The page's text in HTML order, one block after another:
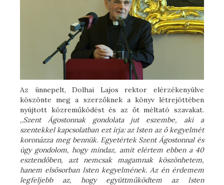
Az ünnepelt, Dolhai Lajos rektor elérzékenyülve
köszönte meg a szerzőknek a könyv létrejöttében
nyújtott közreműködést és az őt méltató szavakat.
„Szent Ágostonnak gondolata jut eszembe, aki a
szentekkel kapcsolatban ezt írja: az Isten az ő kegyelmét
koronázza meg bennük. Egyetértek Szent Ágostonnal és
úgy gondolom, hogy mindaz, amit elértem ebben a 40
esztendőben, azt nemcsak magamnak köszönhetem,
hanem elsősorban Isten kegyelmének. Az én érdemem
legfeljebb az, hogy együttműködtem az Isten